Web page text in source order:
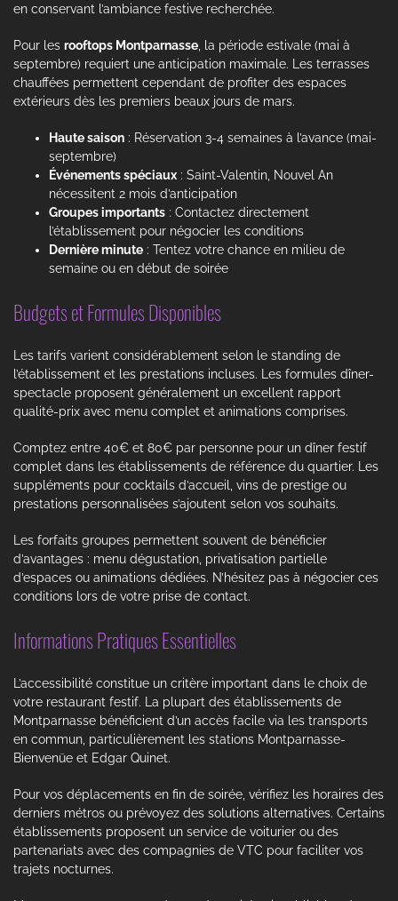
en conservant l’ambiance festive recherchée.
Pour les rooftops Montparnasse , la période estivale (mai à
septembre) requiert une anticipation maximale. Les terrasses
chauffées permettent cependant de profiter des espaces
extérieurs dès les premiers beaux jours de mars.
Haute saison : Réservation 3-4 semaines à l’avance (mai-
septembre)
Événements spéciaux : Saint-Valentin, Nouvel An
nécessitent 2 mois d’anticipation
Groupes importants : Contactez directement
l’établissement pour négocier les conditions
Dernière minute : Tentez votre chance en milieu de
semaine ou en début de soirée
Budgets et Formules Disponibles
Les tarifs varient considérablement selon le standing de
l’établissement et les prestations incluses. Les formules dîner-
spectacle proposent généralement un excellent rapport
qualité-prix avec menu complet et animations comprises.
Comptez entre 40€ et 80€ par personne pour un dîner festif
complet dans les établissements de référence du quartier. Les
suppléments pour cocktails d’accueil, vins de prestige ou
prestations personnalisées s’ajoutent selon vos souhaits.
Les forfaits groupes permettent souvent de bénéficier
d’avantages : menu dégustation, privatisation partielle
d’espaces ou animations dédiées. N’hésitez pas à négocier ces
conditions lors de votre prise de contact.
Informations Pratiques Essentielles
L’accessibilité constitue un critère important dans le choix de
votre restaurant festif. La plupart des établissements de
Montparnasse bénéficient d’un accès facile via les transports
en commun, particulièrement les stations Montparnasse-
Bienvenüe et Edgar Quinet.
Pour vos déplacements en fin de soirée, vérifiez les horaires des
derniers métros ou prévoyez des solutions alternatives. Certains
établissements proposent un service de voiturier ou des
partenariats avec des compagnies de VTC pour faciliter vos
trajets nocturnes.